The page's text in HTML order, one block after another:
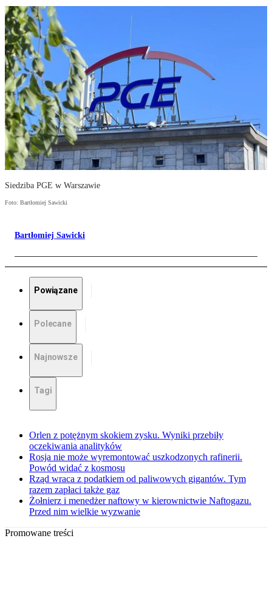
Siedziba PGE w Warszawie
Foto: Bartłomiej Sawicki
Bartłomiej Sawicki
Powiązane
Polecane
Najnowsze
Tagi
Orlen z potężnym skokiem zysku. Wyniki przebiły
oczekiwania analityków
Rosja nie może wyremontować uszkodzonych rafinerii.
Powód widać z kosmosu
Rząd wraca z podatkiem od paliwowych gigantów. Tym
razem zapłaci także gaz
Żołnierz i menedżer naftowy w kierownictwie Naftogazu.
Przed nim wielkie wyzwanie
Promowane treści